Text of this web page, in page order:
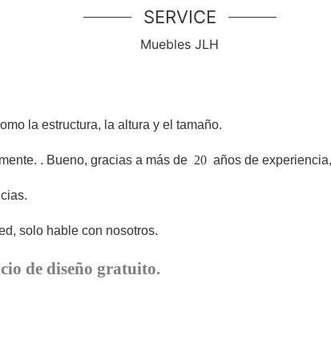
SERVICE
Muebles JLH
la estructura, la altura y el tamaño.
. Bueno, gracias a más de 20 años de
solo hable con nosotros.
de diseño gratuito.